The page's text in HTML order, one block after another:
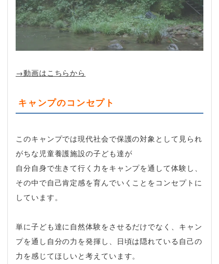
→動画はこちらから
キャンプのコンセプト
このキャンプでは現代社会で保護の対象として見られ
がちな児童養護施設の子ども達が
自分自身で生きて行く力をキャンプを通して体験し、
その中で自己肯定感を育んでいくことをコンセプトに
しています。
単に子ども達に自然体験をさせるだけでなく、キャン
プを通し自分の力を発揮し、日頃は隠れている自己の
力を感じてほしいと考えています。